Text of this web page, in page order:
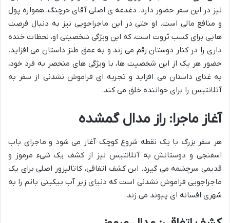
نیز در این سفر حضور دارد. دغدغه ی اصلی آقای خرچنگ، همواره پول
و منافع مالی است. او حتی در این ماجراجویی نیز به دنبال فرصت
هایی برای کسب ثروت است، که این ویژگی شخصیتی او، لحظات خنده
داری را در کنار دوستان رقم می زند و به عمق طنز داستان می افزاید.
حضور هر یک از این شخصیت ها، با ویژگی های منحصر به فرد خود،
به غنای داستان می افزاید و تجربه ای فراموش نشدنی از سفر به
آتلانتیس را برای خواننده خلق می کند.
آغاز ماجرا: راز مدال گمشده
هر سفر بزرگ با یک نقطه شروع کوچک آغاز می شود و ماجرای باب
اسفنجی و دوستانش به آتلانتیس نیز از کشف یک شیء مرموز و
قدیمی سرچشمه می گیرد. این کشف اتفاقی، کاتالیزور اصلی برای یک
ماجراجویی فراموش نشدنی است که دنیای زیر آب بیکینی باتم را به
شهری افسانه ای پیوند می زند.